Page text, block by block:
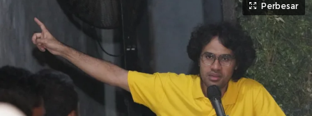
Perbesar